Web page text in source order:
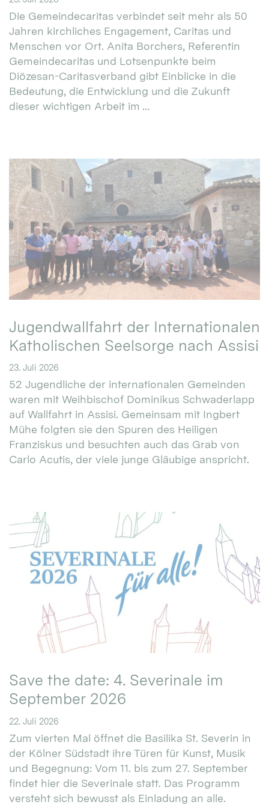
Die Gemeindecaritas verbindet seit mehr als 50
Jahren kirchliches Engagement, Caritas und
Menschen vor Ort. Anita Borchers, Referentin
Gemeindecaritas und Lotsenpunkte beim
Diözesan-Caritasverband gibt Einblicke in die
Bedeutung, die Entwicklung und die Zukunft
dieser wichtigen Arbeit im ...
Jugendwallfahrt der Internationalen
Katholischen Seelsorge nach Assisi
23. Juli 2026
52 Jugendliche der internationalen Gemeinden
waren mit Weihbischof Dominikus Schwaderlapp
auf Wallfahrt in Assisi. Gemeinsam mit Ingbert
Mühe folgten sie den Spuren des Heiligen
Franziskus und besuchten auch das Grab von
Carlo Acutis, der viele junge Gläubige anspricht.
Save the date: 4. Severinale im
September 2026
22. Juli 2026
Zum vierten Mal öffnet die Basilika St. Severin in
der Kölner Südstadt ihre Türen für Kunst, Musik
und Begegnung: Vom 11. bis zum 27. September
findet hier die Severinale statt. Das Programm
versteht sich bewusst als Einladung an alle.